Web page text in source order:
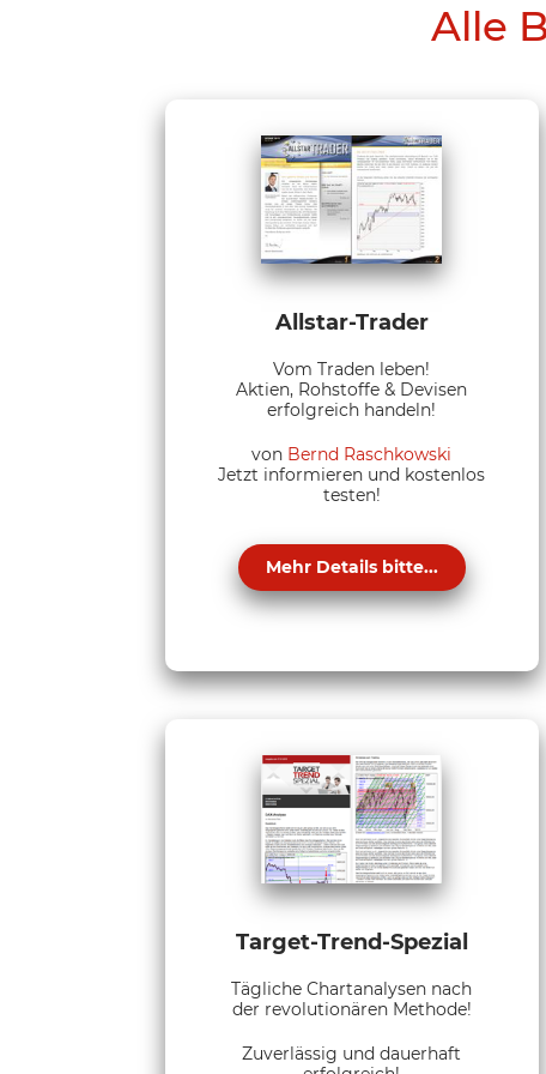
Alle
Allstar-Trader
Vom Traden leben!
Aktien, Rohstoffe & Devisen
erfolgreich handeln!
von Bernd Raschkowski
Jetzt informieren und kostenlos
testen!
Mehr Details bitte...
Target-Trend-Spezial
Tägliche Chartanalysen nach
der revolutionären Methode!
Zuverlässig und dauerhaft